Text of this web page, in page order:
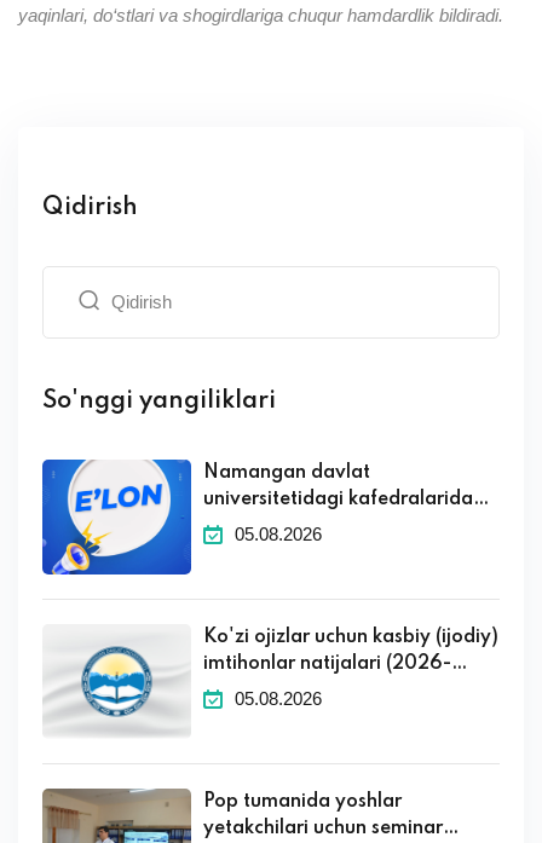
yaqinlari, do‘stlari va shogirdlariga chuqur hamdardlik bildiradi.
Qidirish
So'nggi yangiliklari
Namangan davlat
universitetidagi kafedralaridagi
boʻsh ish oʻrinlari toʻgʻrisida
05.08.2026
Ko'zi ojizlar uchun kasbiy (ijodiy)
imtihonlar natijalari (2026-
2027 o'quv yili)
05.08.2026
Pop tumanida yoshlar
yetakchilari uchun seminar